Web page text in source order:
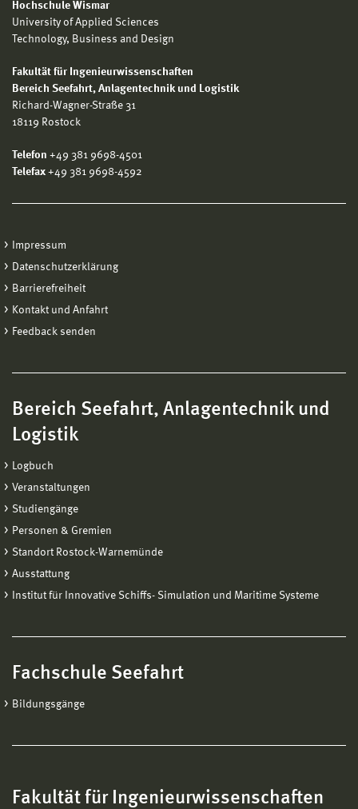
Hochschule Wismar
University of Applied Sciences
Technology, Business and Design
Fakultät für Ingenieurwissenschaften
Bereich Seefahrt, Anlagentechnik und Logistik
Richard-Wagner-Straße 31
18119 Rostock
Telefon +49 381 9698-4501
Telefax +49 381 9698-4592
Impressum
Datenschutzerklärung
Barrierefreiheit
Kontakt und Anfahrt
Feedback senden
Bereich Seefahrt, Anlagentechnik und
Logistik
Logbuch
Veranstaltungen
Studiengänge
Personen & Gremien
Standort Rostock-Warnemünde
Ausstattung
Institut für Innovative Schiffs- Simulation und Maritime Systeme
Fachschule Seefahrt
Bildungsgänge
Fakultät für Ingenieurwissenschaften